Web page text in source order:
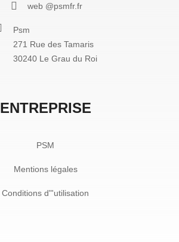
web @psmfr.fr
Psm
271 Rue des Tamaris
30240 Le Grau du Roi
ENTREPRISE
PSM
Mentions légales
Conditions d"'utilisation